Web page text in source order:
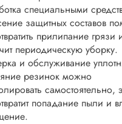
специальными
защитных составов
прилипание грязи
периодическую уборку.
и обслуживание
резинок можно
самостоятельно,
попадание пыли и